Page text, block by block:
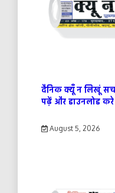
दैनिक क्यूँ न लिखूं
पढ़ें और डाउनलोड करे
August 5, 2026